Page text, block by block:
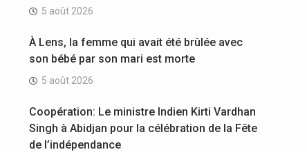
5 août 2026
À Lens, la femme qui avait été brûlée avec
son bébé par son mari est morte
5 août 2026
Coopération: Le ministre Indien Kirti Vardhan
Singh à Abidjan pour la célébration de la Fête
de l’indépendance